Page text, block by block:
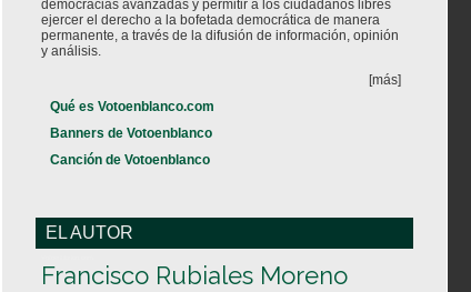
democracias avanzadas y permitir a los ciudadanos libres
ejercer el derecho a la bofetada democrática de manera
permanente, a través de la difusión de información, opinión
y análisis.
[más]
Qué es Votoenblanco.com
Banners de Votoenblanco
Canción de Votoenblanco
EL AUTOR
Francisco Rubiales Moreno